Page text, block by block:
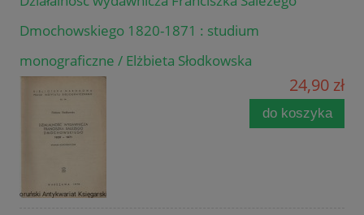
Dmochowskiego 1820-1871 : studium
monograficzne / Elżbieta Słodkowska
24,90 zł
do koszyka